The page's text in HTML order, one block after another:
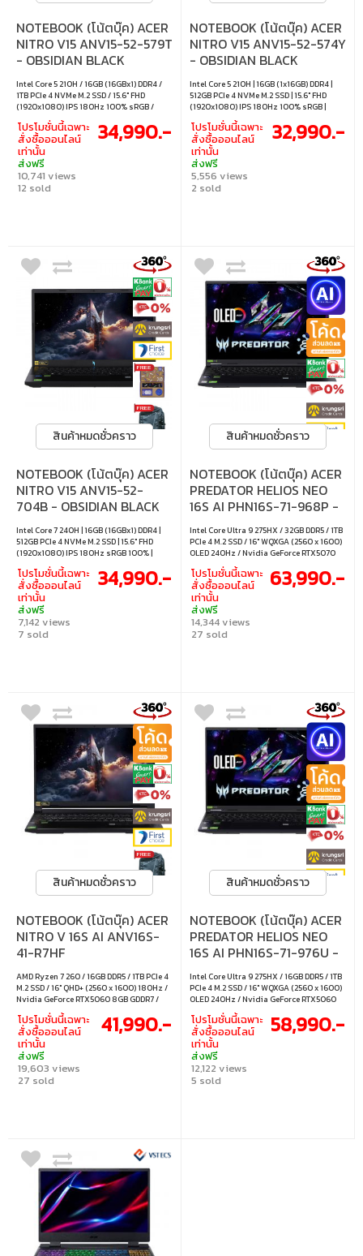
NOTEBOOK (โน้ตบุ๊ค) ACER
NITRO V15 ANV15-52-579T
- OBSIDIAN BLACK
Intel Core 5 210H / 16GB (16GBx1) DDR4 /
1TB PCIe 4 NVMe M.2 SSD / 15.6" FHD
(1920x1080) IPS 180Hz 100% sRGB /
Nvidia GeForce RTX 5060 Laptop GPU
8GB GDDR7 / Windows 11 Home
โปรโมชั่นนี้เฉพาะ
สั่งซื้อออนไลน์
เท่านั้น
ส่งฟรี
10,741 views
12 sold
34,990.-
NOTEBOOK (โน้ตบุ๊ค) ACER
NITRO V15 ANV15-52-574Y
- OBSIDIAN BLACK
Intel Core 5 210H | 16GB (1x16GB) DDR4 |
512GB PCIe 4 NVMe M.2 SSD | 15.6" FHD
(1920x1080) IPS 180Hz 100% sRGB |
Nvidia GeForce RTX 5050 8GB GDDR7 |
Windows 11 Home
โปรโมชั่นนี้เฉพาะ
สั่งซื้อออนไลน์
เท่านั้น
ส่งฟรี
5,556 views
2 sold
32,990.-
สินค้าหมดชั่วคราว
NOTEBOOK (โน้ตบุ๊ค) ACER
NITRO V15 ANV15-52-
704B - OBSIDIAN BLACK
Intel Core 7 240H | 16GB (16GBx1) DDR4 |
512GB PCIe 4 NVMe M.2 SSD | 15.6" FHD
(1920x1080) IPS 180Hz sRGB 100% |
Nvidia GeForce RTX 5050 8GB GDDR7 |
Windows 11 Home
โปรโมชั่นนี้เฉพาะ
สั่งซื้อออนไลน์
เท่านั้น
ส่งฟรี
7,142 views
7 sold
34,990.-
สินค้าหมดชั่วคราว
NOTEBOOK (โน้ตบุ๊ค) ACER
PREDATOR HELIOS NEO
16S AI PHN16S-71-968P -
ABYSSAL BLACK
Intel Core Ultra 9 275HX / 32GB DDR5 / 1TB
PCIe 4 M.2 SSD / 16" WQXGA (2560 x 1600)
OLED 240Hz / Nvidia GeForce RTX5070
8GB GDDR7 / Windows 11 Home
โปรโมชั่นนี้เฉพาะ
สั่งซื้อออนไลน์
เท่านั้น
ส่งฟรี
14,344 views
27 sold
63,990.-
สินค้าหมดชั่วคราว
NOTEBOOK (โน้ตบุ๊ค) ACER
NITRO V 16S AI ANV16S-
41-R7HF
AMD Ryzen 7 260 / 16GB DDR5 / 1TB PCIe 4
M.2 SSD / 16" QHD+ (2560 x 1600) 180Hz /
Nvidia GeForce RTX5060 8GB GDDR7 /
Windows 11 Home
โปรโมชั่นนี้เฉพาะ
สั่งซื้อออนไลน์
เท่านั้น
ส่งฟรี
19,603 views
27 sold
41,990.-
สินค้าหมดชั่วคราว
NOTEBOOK (โน้ตบุ๊ค) ACER
PREDATOR HELIOS NEO
16S AI PHN16S-71-976U -
ABYSSAL BLACK
Intel Core Ultra 9 275HX / 16GB DDR5 / 1TB
PCIe 4 M.2 SSD / 16" WQXGA (2560 x 1600)
OLED 240Hz / Nvidia GeForce RTX5060
8GB GDDR7 / Windows 11 Home
โปรโมชั่นนี้เฉพาะ
สั่งซื้อออนไลน์
เท่านั้น
ส่งฟรี
12,122 views
5 sold
58,990.-